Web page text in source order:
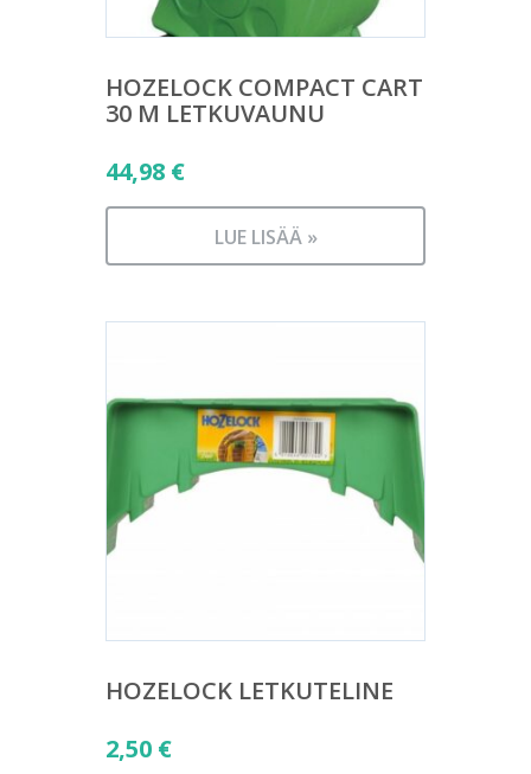
HOZELOCK COMPACT CART
30 M LETKUVAUNU
44,98 €
LUE LISÄÄ »
HOZELOCK LETKUTELINE
2,50 €